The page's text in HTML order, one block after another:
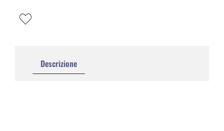
Descrizione